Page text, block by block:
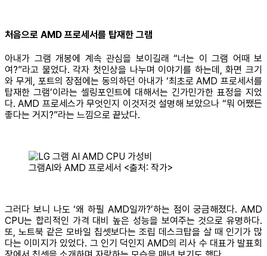
처음으로 AMD 프로세서를 탑재한 그램
아내가 그램 개봉에 계속 관심을 보이길래 “너는 이 그램 어때 보
여?”라고 물었다. 각자 첫인상을 나누며 이야기를 하는데, 화면 크기
와 무게, 포트의 장점에는 동의하던 아내가 ‘최초로 AMD 프로세서를
탑재한 그램’이라는 셀링포인트에 대해서는 긴가민가한 표정을 지었
다. AMD 프로세스가 무엇인지 이것저것 설명해 보았으나 “뭐 어쨌든
좋다는 거지?”라는 느낌으로 끝났다.
그램AI와 AMD 프로세서 <출처: 작가>
그러다 보니 나도 ‘왜 하필 AMD일까?’하는 점이 궁금해졌다. AMD
CPU는 합리적인 가격 대비 높은 성능을 보여주는 것으로 유명하다.
또, 노트북 같은 모바일 칩셋보다는 조립 데스크탑을 살 때 인기가 많
다는 이미지가 있었다. 그 인기 덕인지 AMD의 리사 수 대표가 발표회